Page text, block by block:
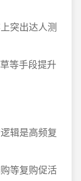
突出达人测
等手段提升
辑是高频复
等复购促活